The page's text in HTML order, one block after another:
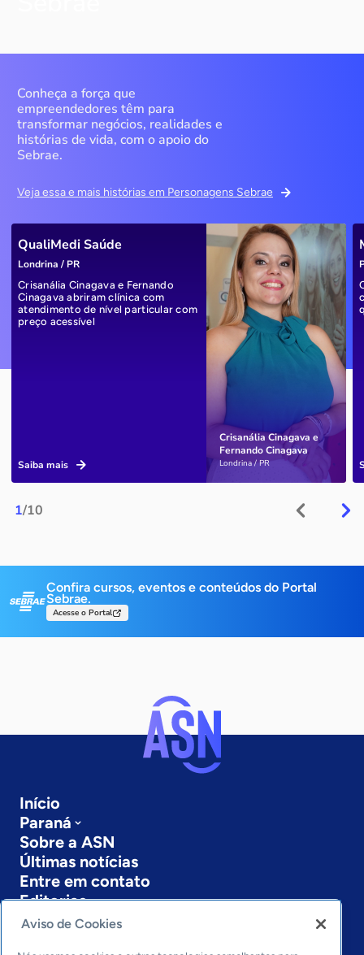
Conheça a força que
empreendedores têm para
transformar negócios, realidades e
histórias de vida, com o apoio do
Sebrae.
Veja essa e mais histórias em Personagens Sebrae
1/10
Crisanália Cinagava e
Fernando Cinagava
Londrina / PR
QualiMedi Saúde
Londrina / PR
Crisanália Cinagava e Fernando
Cinagava abriram clínica com
atendimento de nível particular com
preço acessível
Saiba mais
Confira cursos, eventos e conteúdos do Portal
Sebrae.
Acesse o Portal
Início
Paraná
Sobre a ASN
Últimas notícias
Entre em contato
Editorias
Economia & Política
Aviso de Cookies